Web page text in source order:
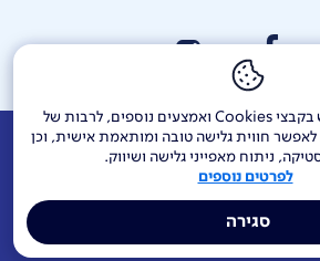
באתר זה נעשה שימוש בקבצי Cookies ואמצעים נוספים, לרבות של
חווית גלישה טובה ומותאמת אישית, וכן
ניתוח מאפייני גלישה ושיווק.
לפרטים נוספים
סגירה
קשר Investor Relations
הודעות חברה
144 בזק בינלאומי
אתר הרכש